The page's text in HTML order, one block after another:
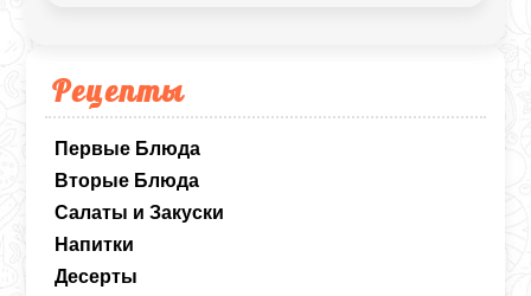
Рецепты
Первые Блюда
Вторые Блюда
Салаты и Закуски
Напитки
Десерты